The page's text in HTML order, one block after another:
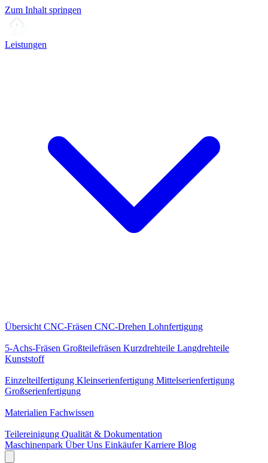
Zum Inhalt springen
Leistungen
Übersicht CNC-Fräsen CNC-Drehen Lohnfertigung
5-Achs-Fräsen Großteilefräsen Kurzdrehteile Langdrehteile
Kunststoff
Einzelteilfertigung Kleinserienfertigung Mittelserienfertigung
Großserienfertigung
Materialien Fachwissen
Teilereinigung Qualität & Dokumentation
Maschinenpark Über Uns EinkäuferKarriere Blog